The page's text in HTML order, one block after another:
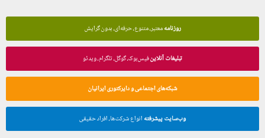
روزنامهمعتبر، متنوع، حرفه‌ای، بدون گرایش
تبلیغات آنلاینفیس‌بوک، گوگل، تلگرام، ویدئو
شبکه‌های اجتماعی و دایرکتوری ایرانیان
وب‌سایت پیشرفته انواع شرکت‌ها، افراد حقیقی